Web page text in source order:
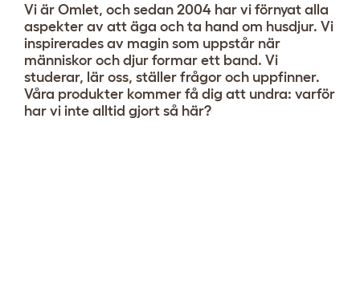
Vi är Omlet, och sedan 2004 har vi förnyat alla
aspekter av att äga och ta hand om husdjur. Vi
inspirerades av magin som uppstår när
människor och djur formar ett band. Vi
studerar, lär oss, ställer frågor och uppfinner.
Våra produkter kommer få dig att undra: varför
har vi inte alltid gjort så här?